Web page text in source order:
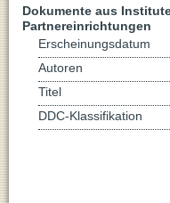
Dokumente aus
Partnereinrichtungen
Erscheinungsdatum
Autoren
Titel
DDC-Klassifikation